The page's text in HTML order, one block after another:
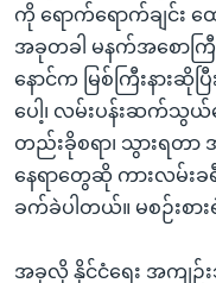
ကို ရောက်ရောက်ချင်း
အခုတခါ မနက်အစောက
နောင်က မြစ်ကြီးနား
ပေါ့၊ လမ်းပန်းဆက်သွယ်
တည်းခိုစရာ၊ သွားရတာ
နေရာတွေဆို ကားလမ်း
ခက်ခဲပါတယ်။ မစဉ်းစ
အခုလို နိုင်ငံရေး အကျဉ်